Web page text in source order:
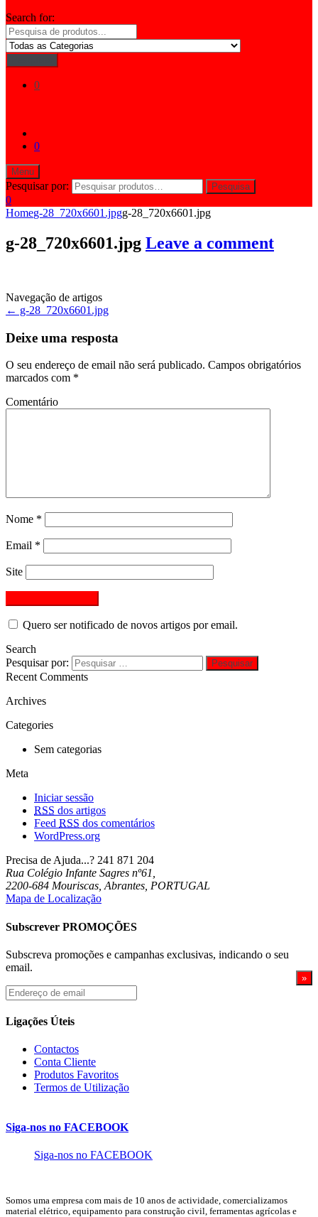
Search for:
0
0
Menu
Pesquisar por: Pesquisa
0
Homeg-28_720x6601.jpgg-28_720x6601.jpg
g-28_720x6601.jpg Leave a comment
Navegação de artigos
← g-28_720x6601.jpg
Deixe uma resposta
O seu endereço de email não será publicado. Campos obrigatórios
marcados com *
Comentário
Nome *
Email *
Site
Quero ser notificado de novos artigos por email.
Search
Pesquisar por:
Recent Comments
Archives
Categories
Sem categorias
Meta
Iniciar sessão
RSS dos artigos
Feed RSS dos comentários
WordPress.org
Precisa de Ajuda...? 241 871 204
Rua Colégio Infante Sagres nº61,
2200-684 Mouriscas, Abrantes, PORTUGAL
Mapa de Localização
Subscrever PROMOÇÕES
Subscreva promoções e campanhas exclusivas, indicando o seu
email.
Endereço
de
email
Ligações Úteis
Contactos
Conta Cliente
Produtos Favoritos
Termos de Utilização
Siga-nos no FACEBOOK
Siga-nos no FACEBOOK
Somos uma empresa com mais de 10 anos de actividade, comercializamos
material elétrico, equipamento para construção civil, ferramentas agrícolas e